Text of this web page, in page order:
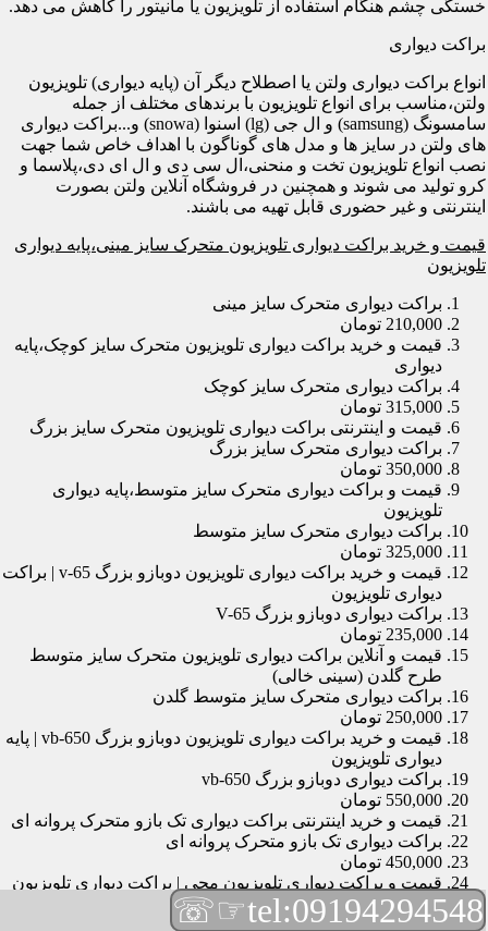
خستگی چشم هنگام استفاده از تلویزیون یا مانیتور را کاهش می دهد.
براکت دیواری
انواع براکت دیواری ولتن یا اصطلاح دیگر آن (پایه دیواری) تلویزیون
ولتن،مناسب برای انواع تلویزیون با برندهای مختلف از جمله
سامسونگ (samsung) و ال جی (lg) اسنوا (snowa) و...براکت دیواری
های ولتن در سایز ها و مدل های گوناگون با اهداف خاص شما جهت
نصب انواع تلویزیون تخت و منحنی،ال سی دی و ال ای دی،پلاسما و
کرو تولید می شوند و همچنین در فروشگاه آنلاین ولتن بصورت
اینترنتی و غیر حضوری قابل تهیه می باشند.
قیمت و خرید براکت دیواری تلویزیون متحرک سایز مینی،پایه دیواری
تلویزیون
براکت دیواری متحرک سایز مینی
210,000 تومان
قیمت و خرید براکت دیواری تلویزیون متحرک سایز کوچک،پایه
دیواری
براکت دیواری متحرک سایز کوچک
315,000 تومان
قیمت و اینترنتی براکت دیواری تلویزیون متحرک سایز بزرگ
براکت دیواری متحرک سایز بزرگ
350,000 تومان
قیمت و براکت دیواری متحرک سایز متوسط،پایه دیواری
تلویزیون
براکت دیواری متحرک سایز متوسط
325,000 تومان
قیمت و خرید براکت دیواری تلویزیون دوبازو بزرگ v-65 | براکت
دیواری تلویزیون
براکت دیواری دوبازو بزرگ V-65
235,000 تومان
قیمت و آنلاین براکت دیواری تلویزیون متحرک سایز متوسط
طرح گلدن (سینی خالی)
براکت دیواری متحرک سایز متوسط گلدن
250,000 تومان
قیمت و خرید براکت دیواری تلویزیون دوبازو بزرگ vb-650 | پایه
دیواری تلویزیون
براکت دیواری دوبازو بزرگ vb-650
550,000 تومان
قیمت و خرید اینترنتی براکت دیواری تک بازو متحرک پروانه ای
براکت دیواری تک بازو متحرک پروانه ای
450,000 تومان
قیمت و براکت دیواری تلویزیون مچی | براکت دیواری تلویزیون
براکت دیواری مچی
165,000 تومان
tel:09194294548
☞☏